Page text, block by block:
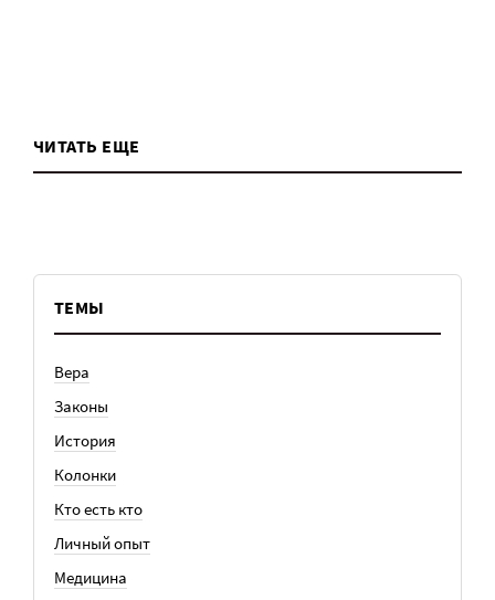
ЧИТАТЬ ЕЩЕ
ТЕМЫ
Вера
Законы
История
Колонки
Кто есть кто
Личный опыт
Медицина